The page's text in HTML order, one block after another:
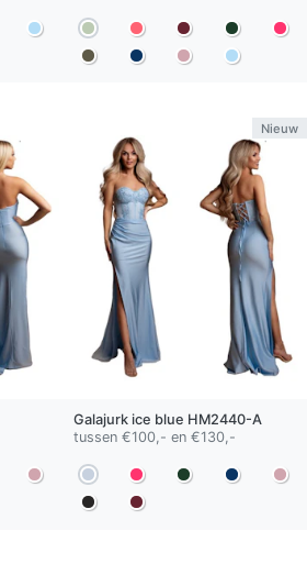
Nieuw
Galajurk ice blue HM2440-A
tussen €100,- en €130,-